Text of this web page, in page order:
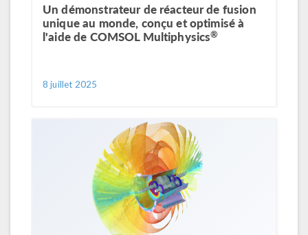
Un démonstrateur de réacteur de fusion
unique au monde, conçu et optimisé à
l'aide de COMSOL Multiphysics®
8 juillet 2025